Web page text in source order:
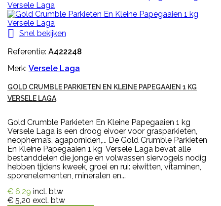

Snel bekijken
Referentie: A422248
Merk: Versele Laga
GOLD CRUMBLE PARKIETEN EN KLEINE PAPEGAAIEN 1 KG
VERSELE LAGA
Gold Crumble Parkieten En Kleine Papegaaien 1 kg
Versele Laga is een droog eivoer voor grasparkieten,
neophema’s, agaporniden,... De Gold Crumble Parkieten
En Kleine Papegaaien 1 kg Versele Laga bevat alle
bestanddelen die jonge en volwassen siervogels nodig
hebben tijdens kweek, groei en rui: eiwitten, vitaminen,
sporenelementen, mineralen en...
€ 6,29 incl. btw
€ 5,20 excl. btw